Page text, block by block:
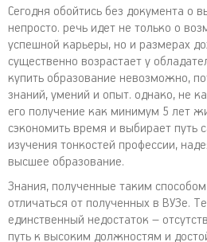
Сегодня обойтись без документа о
непросто. речь идет не только о
успешной карьеры, но и размерах
существенно возрастает у
купить образование невозможно,
знаний, умений и опыт. однако, не
его получение как минимум 5 лет
сэкономить время и выбирает путь
изучения тонкостей профессии,
высшее образование.
Знания, полученные таким
отличаться от полученных в ВУЗе.
единственный недостаток –
путь к высоким должностям и